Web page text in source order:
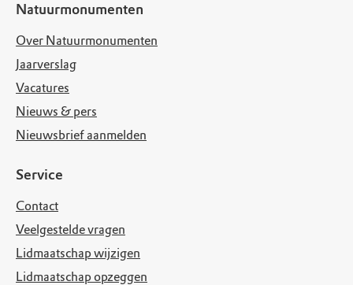
Natuurmonumenten
Over Natuurmonumenten
Jaarverslag
Vacatures
Nieuws & pers
Nieuwsbrief aanmelden
Service
Contact
Veelgestelde vragen
Lidmaatschap wijzigen
Lidmaatschap opzeggen